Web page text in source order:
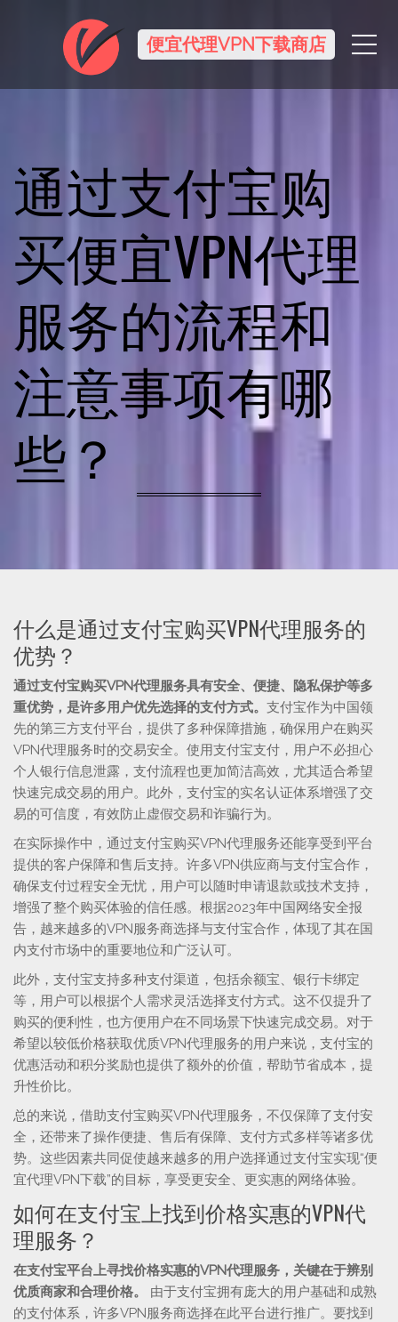
便宜代理VPN下载商店
通过支付宝购
买便宜VPN代理
服务的流程和
注意事项有哪
些？
什么是通过支付宝购买VPN代理服务的
优势？
通过支付宝购买VPN代理服务具有安全、便捷、隐私保护等多
重优势，是许多用户优先选择的支付方式。 支付宝作为中国领
先的第三方支付平台，提供了多种保障措施，确保用户在购买
VPN代理服务时的交易安全。使用支付宝支付，用户不必担心
个人银行信息泄露，支付流程也更加简洁高效，尤其适合希望
快速完成交易的用户。此外，支付宝的实名认证体系增强了交
易的可信度，有效防止虚假交易和诈骗行为。
在实际操作中，通过支付宝购买VPN代理服务还能享受到平台
提供的客户保障和售后支持。许多VPN供应商与支付宝合作，
确保支付过程安全无忧，用户可以随时申请退款或技术支持，
增强了整个购买体验的信任感。根据2023年中国网络安全报
告，越来越多的VPN服务商选择与支付宝合作，体现了其在国
内支付市场中的重要地位和广泛认可。
此外，支付宝支持多种支付渠道，包括余额宝、银行卡绑定
等，用户可以根据个人需求灵活选择支付方式。这不仅提升了
购买的便利性，也方便用户在不同场景下快速完成交易。对于
希望以较低价格获取优质VPN代理服务的用户来说，支付宝的
优惠活动和积分奖励也提供了额外的价值，帮助节省成本，提
升性价比。
总的来说，借助支付宝购买VPN代理服务，不仅保障了支付安
全，还带来了操作便捷、售后有保障、支付方式多样等诸多优
势。这些因素共同促使越来越多的用户选择通过支付宝实现“便
宜代理VPN下载”的目标，享受更安全、更实惠的网络体验。
如何在支付宝上找到价格实惠的VPN代
理服务？
在支付宝平台上寻找价格实惠的VPN代理服务，关键在于辨别
优质商家和合理价格。
由于支付宝拥有庞大的用户基础和成熟
的支付体系，许多VPN服务商选择在此平台进行推广。要找到